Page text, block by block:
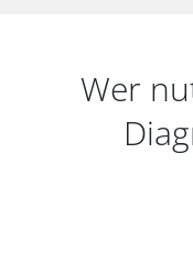
Wer